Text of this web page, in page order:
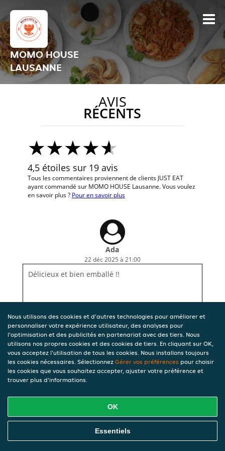
MOMO HOUSE
LAUSANNE
AVIS
RÉCENTS
4,5 étoiles sur 19 avis
Tous les commentaires proviennent de clients JUST EAT
ayant commandé sur MOMO HOUSE Lausanne. Vous voulez
en savoir plus ? Pour en savoir plus
Ada
22 déc 2025 à 21:00
Délicieux et bien emballé !!
Nous utilisons des cookies et d'autres technologies pour améliorer et
personnaliser votre expérience utilisateur, des analyses pour
l'optimisation et des publicités en partenariat avec des tiers. Nous
utilisons nos propres cookies et des cookies de tiers. En cliquant sur OK,
vous acceptez l'utilisation de tous les cookies. Nous installons toujours
les cookies nécessaires. Sélectionnez Gérer vos préférences pour choisir
les cookies que vous souhaitez accepter, ajuster votre préférence et
trouver plus d'informations.
OK
Essentiels